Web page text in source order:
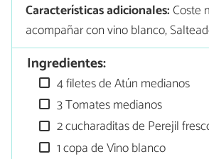
Características adicionales:Coste
acompañar con vino blanco,
Ingredientes:
4 filetes de Atún medianos
3 Tomates medianos
2 cucharaditas de Perejil
1 copa de Vino blanco